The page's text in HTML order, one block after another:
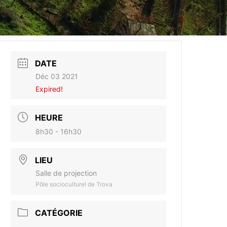
DATE
Déc 03 2021
Expired!
HEURE
8h30 - 16h30
LIEU
Salle de projection
Pôle socioculturel de Trova
CATÉGORIE